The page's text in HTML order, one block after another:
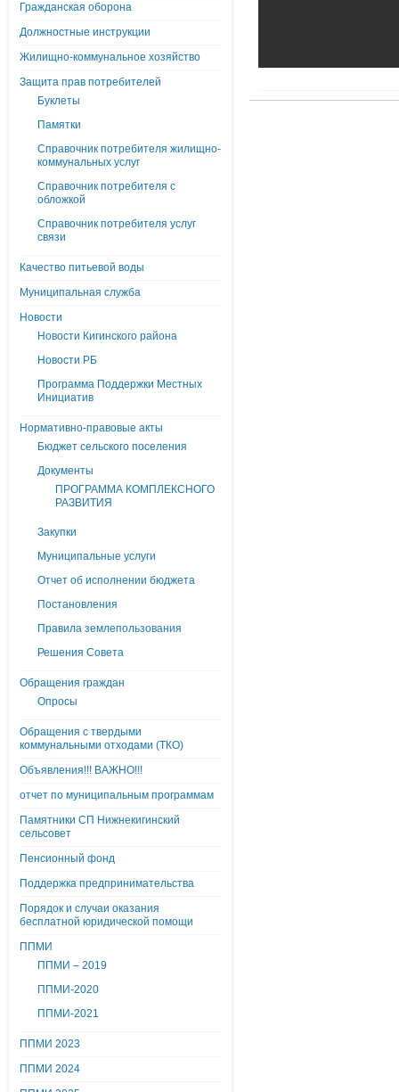
Гражданская оборона
Должностные инструкции
Жилищно-коммунальное хозяйство
Защита прав потребителей
Буклеты
Памятки
Справочник потребителя жилищно-
коммунальных услуг
Справочник потребителя с
обложкой
Справочник потребителя услуг
связи
Качество питьевой воды
Муниципальная служба
Новости
Новости Кигинского района
Новости РБ
Программа Поддержки Местных
Инициатив
Нормативно-правовые акты
Бюджет сельского поселения
Документы
ПРОГРАММА КОМПЛЕКСНОГО
РАЗВИТИЯ
Закупки
Муниципальные услуги
Отчет об исполнении бюджета
Постановления
Правила землепользования
Решения Совета
Обращения граждан
Опросы
Обращения с твердыми
коммунальными отходами (ТКО)
Объявления!!! ВАЖНО!!!
отчет по муниципальным программам
Памятники СП Нижнекигинский
сельсовет
Пенсионный фонд
Поддержка предпринимательства
Порядок и случаи оказания
бесплатной юридической помощи
ППМИ
ППМИ – 2019
ППМИ-2020
ППМИ-2021
ППМИ 2023
ППМИ 2024